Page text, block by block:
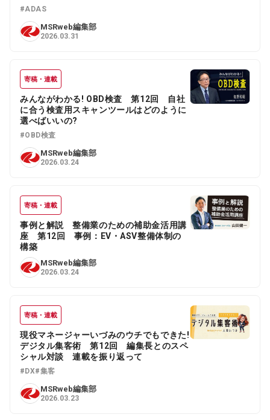
#ADAS
MSRweb編集部
2026.03.31
寄稿・連載
みんながわかる! OBD検査 第12回 自社
に合う検査用スキャンツールはどのように
選べばいいの?
#OBD検査
MSRweb編集部
2026.03.24
寄稿・連載
事例と解説 整備業のための補助金活用講
座 第12回 事例：EV・ASV整備体制の
構築
MSRweb編集部
2026.03.24
寄稿・連載
現役マネージャーいづみのウチでもできた!
デジタル集客術 第12回 編集長とのスペ
シャル対談 連載を振り返って
#DX#集客
MSRweb編集部
2026.03.23